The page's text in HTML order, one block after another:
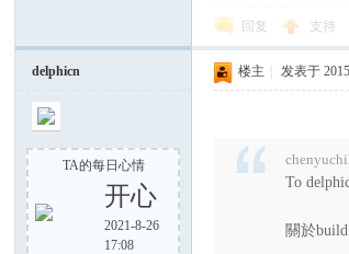
回复 支持
delphicn
TA的每日心情
开心
2021-8-26
17:08
楼主 发表于
To
關於